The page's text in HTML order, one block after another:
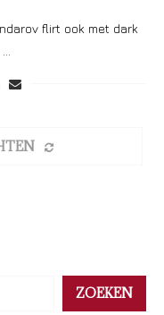
flirt ook met dark
ZOEKEN